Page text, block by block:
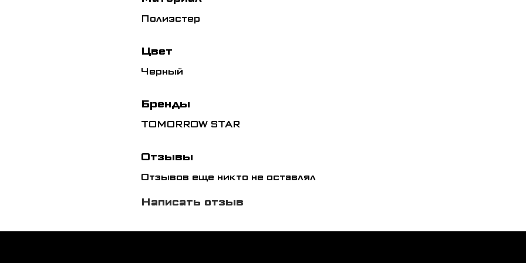
Полиэстер
Цвет
Черный
Бренды
TOMORROW STAR
Отзывы
Отзывов еще никто не оставлял
Написать отзыв